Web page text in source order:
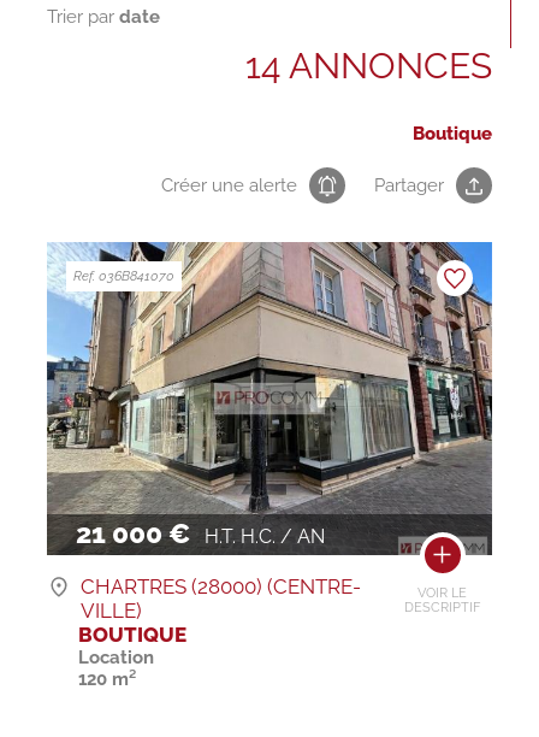
Trier par
14 ANNONCES
Boutique
Créer une alerte Partager
21 000 € H.T. H.C. / AN
VOIR LE
DESCRIPTIF
Ref. 036B841070
CHARTRES (28000) (CENTRE-
VILLE)
BOUTIQUE
Location
120 m²